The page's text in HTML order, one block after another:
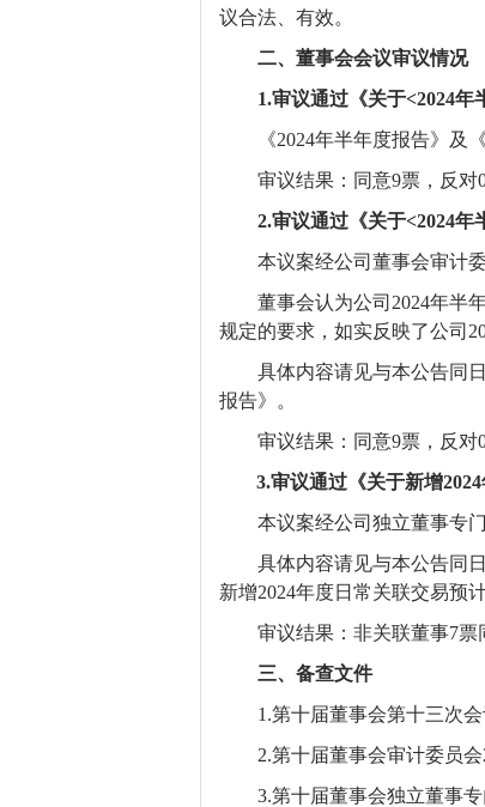
议合法、有效。
二、董事会会议审议情况
1.审议通过《关于<2024年
《2024年半年度报告》及《
审议结果：同意9票，反对
2.审议通过 《关于<2024年
本议案经公司 董事会审计
董事会认为公司 2024年半
规定的要求，如实反映了公司
具体内容请见与本公告同
报告》
。
审议结果：同意9票，反对
3.审议通过《关于新增
本议案经公司独立董事专
具体内容请见与本公告同
新增2024年度日常关联交易预
审议结果： 非关联董事7票
三、备查文件
1.第十届董事会第十三次
2.第十届董事会审计委员会
3.第十届董事会独立董事